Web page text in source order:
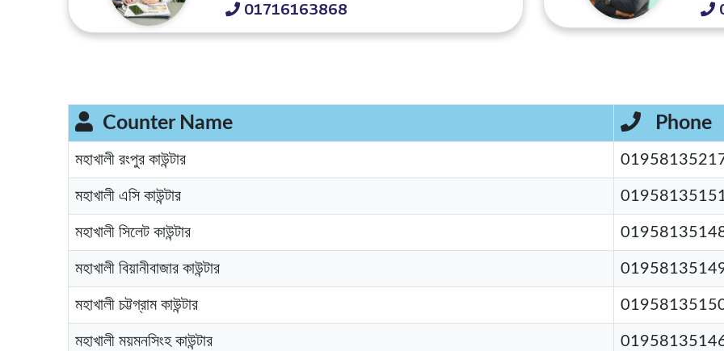
01716163868
Counter Name Phone
মহাখালী রংপুর কাউন্টার
মহাখালী এসি কাউন্টার
মহাখালী সিলেট কাউন্টার
মহাখালী বিয়ানীবাজার কাউন্টার
মহাখালী চট্টগ্রাম কাউন্টার
মহাখালী ময়মনসিংহ কাউন্টার